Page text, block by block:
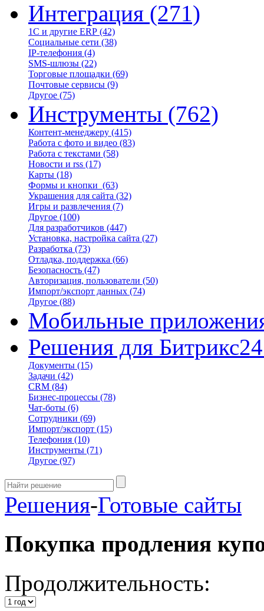
Интеграция (271)
1С и другие ERP (42)
Социальные сети (38)
IP-телефония (4)
SMS-шлюзы (22)
Торговые площадки (69)
Почтовые сервисы (9)
Другое (75)
Инструменты (762)
Контент-менеджеру (415)
Работа с фото и видео (83)
Работа с текстами (58)
Новости и rss (17)
Карты (18)
Формы и кнопки (63)
Украшения для сайта (32)
Игры и развлечения (7)
Другое (100)
Для разработчиков (447)
Установка, настройка сайта (27)
Разработка (73)
Отладка, поддержка (66)
Безопасность (47)
Авторизация, пользователи (50)
Импорт/экспорт данных (74)
Другое (88)
Мобильные
Решения для Битрикс24
Документы (15)
Задачи (42)
CRM (84)
Бизнес-процессы (78)
Чат-боты (6)
Сотрудники (69)
Импорт/экспорт (15)
Телефония (10)
Инструменты (71)
Другое (97)
Решения-Готовые сайты
Покупка продления
Продолжительность: